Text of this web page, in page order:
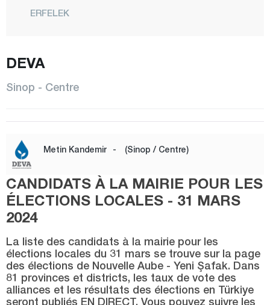
ERFELEK
CENTRE
SARAYDÜZÜ
Şırnak
Sivas
Tekirdağ
Tokat
Trabzon
Uşak
Van
Yalova
DEVA
Sinop - Centre
Metin Kandemir - (Sinop / Centre)
CANDIDATS À LA MAIRIE POUR LES
ÉLECTIONS LOCALES - 31 MARS
2024
La liste des candidats à la mairie pour les
élections locales du 31 mars se trouve sur la page
des élections de Nouvelle Aube - Yeni Şafak. Dans
81 provinces et districts, les taux de vote des
alliances et les résultats des élections en Türkiye
seront publiés EN DIRECT. Vous pouvez suivre les